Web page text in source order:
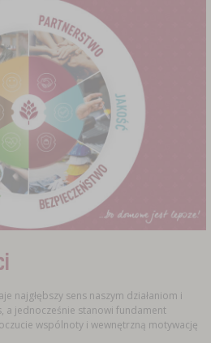
najgłębszy sens naszym działaniom i
a jednocześnie stanowi fundament
wspólnoty i wewnętrzną motywację